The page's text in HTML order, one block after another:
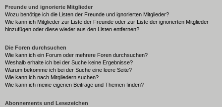
Freunde und ignorierte Mitglieder
Wozu benötige ich die Listen der Freunde und ignorierten Mitglieder?
Wie kann ich Mitglieder zur Liste der Freunde oder zur Liste der ignorierten Mitglieder
hinzufügen oder diese wieder aus den Listen entfernen?
Die Foren durchsuchen
Wie kann ich ein Forum oder mehrere Foren durchsuchen?
Weshalb erhalte ich bei der Suche keine Ergebnisse?
Warum bekomme ich bei der Suche eine leere Seite?
Wie kann ich nach Mitgliedern suchen?
Wie kann ich meine eigenen Beiträge und Themen finden?
Abonnements und Lesezeichen